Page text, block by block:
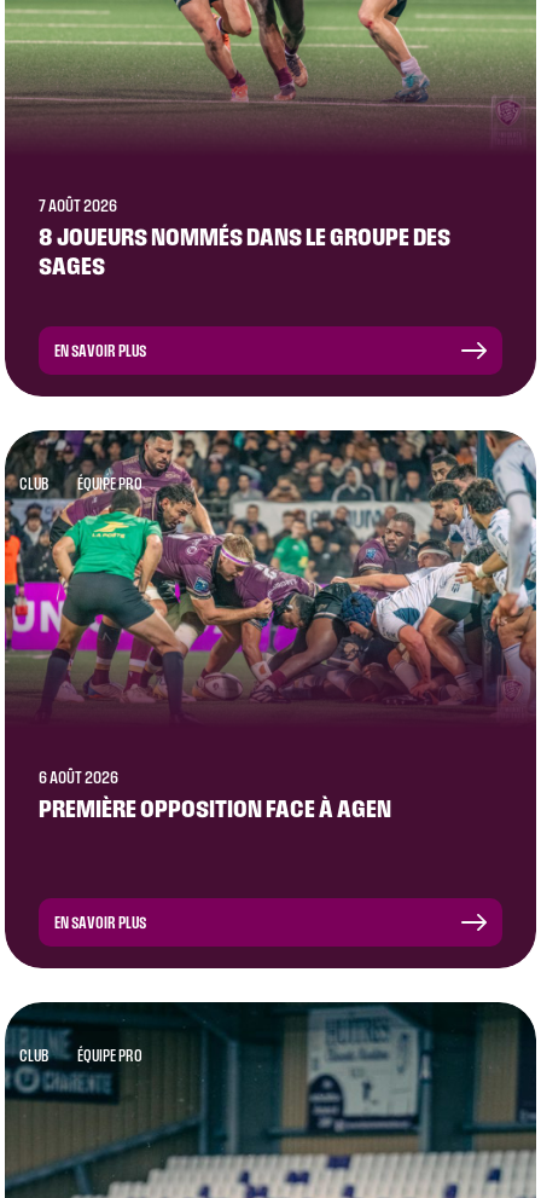
7 AOÛT 2026
8 JOUEURS NOMMÉS DANS LE GROUPE DES
SAGES
EN SAVOIR PLUS
CLUB ÉQUIPE PRO
6 AOÛT 2026
PREMIÈRE OPPOSITION FACE À AGEN
EN SAVOIR PLUS
CLUB ÉQUIPE PRO